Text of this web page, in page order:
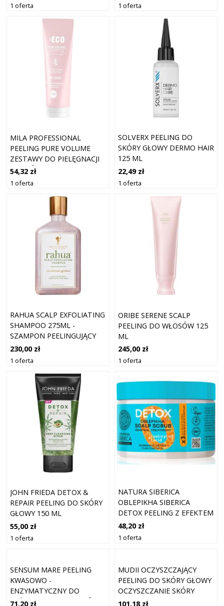
1 oferta 1 oferta
MILA PROFESSIONAL
PEELING PURE VOLUME
ZESTAWY DO PIELĘGNACJI
WŁOSÓW 200 ML
54,32 zł
1 oferta
SOLVERX PEELING DO
SKÓRY GŁOWY DERMO HAIR
125 ML
22,49 zł
1 oferta
RAHUA SCALP EXFOLIATING
SHAMPOO 275ML -
SZAMPON PEELINGUJĄCY
275 ML
230,00 zł
1 oferta
ORIBE SERENE SCALP
PEELING DO WŁOSÓW 125
ML
245,00 zł
1 oferta
JOHN FRIEDA DETOX &
REPAIR PEELING DO SKÓRY
GŁOWY 150 ML
55,00 zł
1 oferta
NATURA SIBERICA
OBLEPIKHA SIBERICA
DETOX PEELING Z EFEKTEM
DETOKSYKUJĄCYM DO
WSZYSTKICH RODZAJÓW
48,20 zł
1 oferta
SENSUM MARE PEELING
KWASOWO -
ENZYMATYCZNY DO
KAŻDEGO RODZAJU SKÓRY
71,20 zł
MUDII OCZYSZCZAJĄCY
PEELING DO SKÓRY GŁOWY
OCZYSZCZANIE SKÓRY
GŁOWY 125 ML
101,18 zł